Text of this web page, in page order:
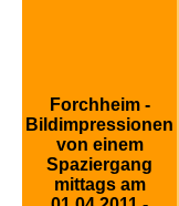
Forchheim -
Bildimpressionen
von einem
Spaziergang
mittags am